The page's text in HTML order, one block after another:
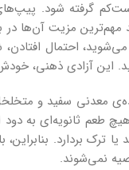
گرفته شود. پیپ‌های
مزیت آن‌ها در
می‌شوید، احتمال
این آزادی ذهنی،
معدنی سفید و
طعم ثانویه‌ای به
ترک بردارد.
نمی‌شوند.